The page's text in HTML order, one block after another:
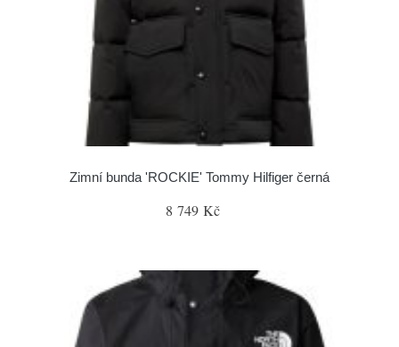
Zimní bunda 'ROCKIE' Tommy Hilfiger černá
8 749 Kč